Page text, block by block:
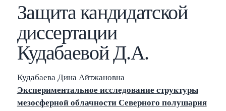
Защита кандидатской
диссертации
Кудабаевой Д.А.
Кудабаева Дина Айтжановна
Экспериментальное исследование структуры
мезосферной облачности Северного полушария
Search popup /
Navigate posts ← →